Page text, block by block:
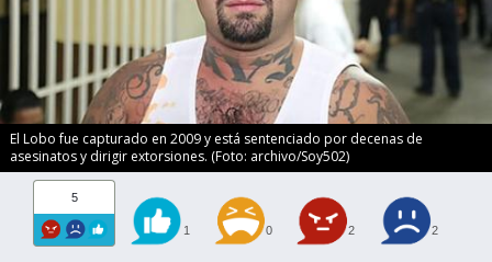
El Lobo fue capturado en 2009 y está sentenciado por decenas de
asesinatos y dirigir extorsiones. (Foto: archivo/Soy502)
5
1 0 2 2